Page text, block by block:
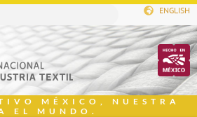
ENGLISH
MÉXICO, NUESTRA
EL MUNDO.